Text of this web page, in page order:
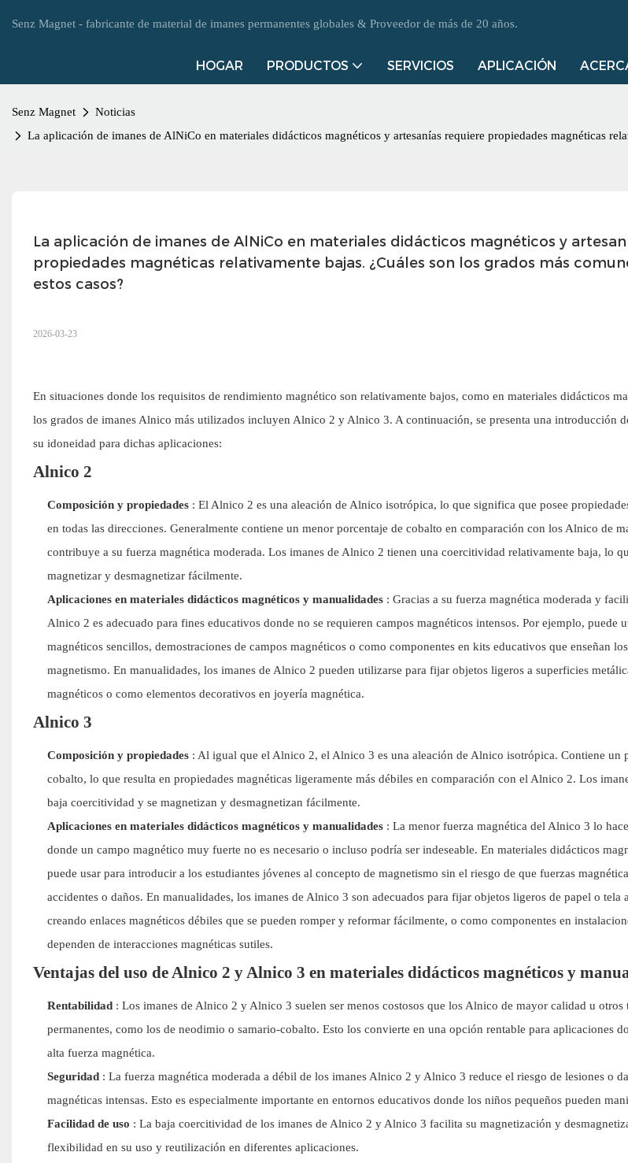
Senz Magnet - fabricante de material de imanes permanentes globales & Proveedor de más de 20 años.
HOGAR PRODUCTOS SERVICIOS APLICACIÓN
Senz Magnet
Noticias
La aplicación de imanes de AlNiCo en materiales didácticos magnéticos y artesanías requiere propiedades magnéticas
La aplicación de imanes de AlNiCo en materiales didácticos magnéticos y
propiedades magnéticas relativamente bajas. ¿Cuáles son los grados más
estos casos?
2026-03-23
En situaciones donde los requisitos de rendimiento magnético son relativamente bajos, como en materiales didácticos
los grados de imanes Alnico más utilizados incluyen Alnico 2 y Alnico 3. A continuación, se presenta una introducción
su idoneidad para dichas aplicaciones:
Alnico 2
Composición y propiedades: El Alnico 2 es una aleación de Alnico isotrópica, lo que significa que posee
en todas las direcciones. Generalmente contiene un menor porcentaje de cobalto en comparación con los Alnico de
contribuye a su fuerza magnética moderada. Los imanes de Alnico 2 tienen una coercitividad relativamente baja, lo
magnetizar y desmagnetizar fácilmente.
Aplicaciones en materiales didácticos magnéticos y manualidades: Gracias a su fuerza magnética moderada y
Alnico 2 es adecuado para fines educativos donde no se requieren campos magnéticos intensos. Por ejemplo, puede
magnéticos sencillos, demostraciones de campos magnéticos o como componentes en kits educativos que enseñan
magnetismo. En manualidades, los imanes de Alnico 2 pueden utilizarse para fijar objetos ligeros a superficies
magnéticos o como elementos decorativos en joyería magnética.
Alnico 3
Composición y propiedades: Al igual que el Alnico 2, el Alnico 3 es una aleación de Alnico isotrópica. Contiene un
cobalto, lo que resulta en propiedades magnéticas ligeramente más débiles en comparación con el Alnico 2. Los
baja coercitividad y se magnetizan y desmagnetizan fácilmente.
Aplicaciones en materiales didácticos magnéticos y manualidades: La menor fuerza magnética del Alnico 3 lo
donde un campo magnético muy fuerte no es necesario o incluso podría ser indeseable. En materiales didácticos
puede usar para introducir a los estudiantes jóvenes al concepto de magnetismo sin el riesgo de que fuerzas
accidentes o daños. En manualidades, los imanes de Alnico 3 son adecuados para fijar objetos ligeros de papel o tela
creando enlaces magnéticos débiles que se pueden romper y reformar fácilmente, o como componentes en
dependen de interacciones magnéticas sutiles.
Ventajas del uso de Alnico 2 y Alnico 3 en materiales didácticos magnéticos y
Rentabilidad: Los imanes de Alnico 2 y Alnico 3 suelen ser menos costosos que los Alnico de mayor calidad u otros
permanentes, como los de neodimio o samario-cobalto. Esto los convierte en una opción rentable para aplicaciones
alta fuerza magnética.
Seguridad: La fuerza magnética moderada a débil de los imanes Alnico 2 y Alnico 3 reduce el riesgo de lesiones o
magnéticas intensas. Esto es especialmente importante en entornos educativos donde los niños pequeños pueden
Facilidad de uso : La baja coercitividad de los imanes de Alnico 2 y Alnico 3 facilita su magnetización y
flexibilidad en su uso y reutilización en diferentes aplicaciones.